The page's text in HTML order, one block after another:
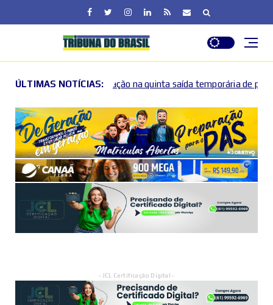
ÚLTIMAS NOTÍCIAS:
na quinta saída temporária de presos no DF 2026
- JCL Certificação Digital -